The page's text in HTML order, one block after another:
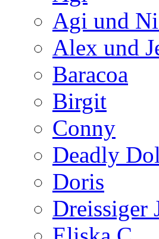
Agi und
Alex und
Baracoa
Birgit
Conny
Deadly
Doris
Dreissiger